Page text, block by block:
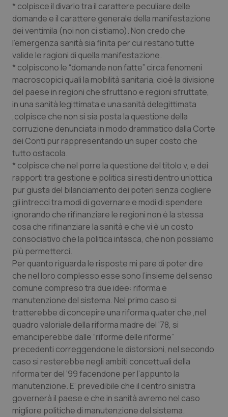
Oncologia & Nutrizione
Psoriasi & pelle
Quotidiano Cardiologia
Quotidiano Chirurgia
Quotidiano Oncologia
Quotidiano Pediatria
Rene & patologie urogenitali
Salute orale & impianti
Sangue & coagulazione
Tiroide
Tumore al seno
Tumore ovarico
Tumori del Polmone & Testa Collo
Tumori gastrointestinali
Ulcera & Reflusso
Vaccini
* colpisce il divario tra il carattere peculiare delle
domande e il carattere generale della manifestazione
dei ventimila (noi non ci stiamo). Non credo che
l’emergenza sanità sia finita per cui restano tutte
valide le ragioni di quella manifestazione.
* colpiscono le “domande non fatte” circa fenomeni
macroscopici quali la mobilità sanitaria, cioè la divisione
del paese in regioni che sfruttano e regioni sfruttate,
in una sanità legittimata e una sanità delegittimata
,colpisce che non si sia posta la questione della
corruzione denunciata in modo drammatico dalla Corte
dei Conti pur rappresentando un super costo che
tutto ostacola.
* colpisce che nel porre la questione del titolo v, e dei
rapporti tra gestione e politica si resti dentro un’ottica
pur giusta del bilanciamento dei poteri senza cogliere
gli intrecci tra modi di governare e modi di spendere
ignorando che rifinanziare le regioni non è la stessa
cosa che rifinanziare la sanità e che vi è un costo
consociativo che la politica intasca, che non possiamo
più permetterci.
Per quanto riguarda le risposte mi pare di poter dire
che nel loro complesso esse sono l’insieme del senso
comune compreso tra due idee: riforma e
manutenzione del sistema. Nel primo caso si
tratterebbe di concepire una riforma quater che ,nel
quadro valoriale della riforma madre del ‘78, si
emanciperebbe dalle “riforme delle riforme”
precedenti correggendone le distorsioni, nel secondo
caso si resterebbe negli ambiti concettuali della
riforma ter del ‘99 facendone per l’appunto la
manutenzione. E’ prevedibile che il centro sinistra
governerà il paese e che in sanità avremo nel caso
migliore politiche di manutenzione del sistema.